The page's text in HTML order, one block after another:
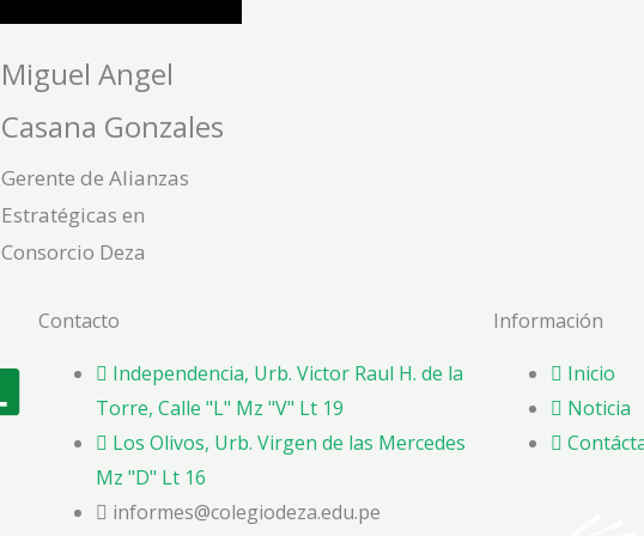
Miguel Angel
Casana Gonzales
Gerente de Alianzas
Estratégicas en
Consorcio Deza
Contacto
Independencia, Urb. Victor Raul H. de la
Torre, Calle "L" Mz "V" Lt 19
Los Olivos, Urb. Virgen de las Mercedes
Mz "D" Lt 16
informes@colegiodeza.edu.pe
Información
Inicio
Noticia